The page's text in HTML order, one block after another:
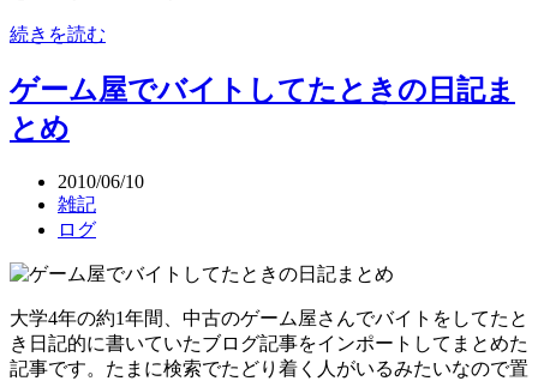
続きを読む
ゲーム屋でバイトしてたときの日記ま
とめ
2010/06/10
雑記
ログ
大学4年の約1年間、中古のゲーム屋さんでバイトをしてたと
き日記的に書いていたブログ記事をインポートしてまとめた
記事です。たまに検索でたどり着く人がいるみたいなので置